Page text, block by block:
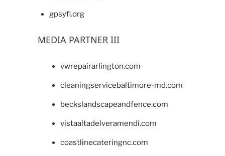
gpsyfl.org
MEDIA PARTNER III
vwrepairarlington.com
cleaningservicebaltimore-md.com
beckslandscapeandfence.com
vistaaltadelveramendi.com
coastlinecateringnc.com